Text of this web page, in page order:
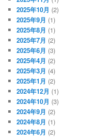
2025年10月 (2)
2025年9月 (1)
2025年8月 (1)
2025年7月 (2)
2025年6月 (3)
2025年4月 (2)
2025年3月 (4)
2025年1月 (2)
2024年12月 (1)
2024年10月 (3)
2024年9月 (2)
2024年8月 (1)
2024年6月 (2)